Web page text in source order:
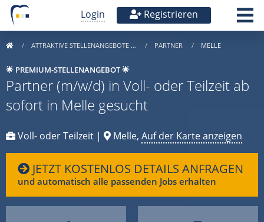
Login Registrieren
ATTRAKTIVE STELLENANGEBOTE … PARTNER MELLE
🌟 PREMIUM-STELLENANGEBOT 🌟
Partner (m/w/d) in Voll- oder Teilzeit ab
sofort in Melle gesucht
Voll- oder Teilzeit | Melle, Auf der Karte anzeigen
JETZT KOSTENLOS DETAILS ANFRAGEN
und automatisch alle passenden Jobs erhalten